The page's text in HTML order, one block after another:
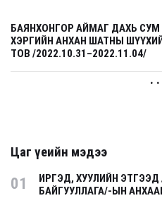
БАЯНХОНГОР АЙМАГ ДАХЬ
ХЭРГИЙН АНХАН ШАТНЫ
ТОВ /2022.10.31–2022.11.04/
.
Цаг үеийн мэдээ
01
ИРГЭД, ХУУЛИЙН
БАЙГУУЛЛАГА/-ЫН